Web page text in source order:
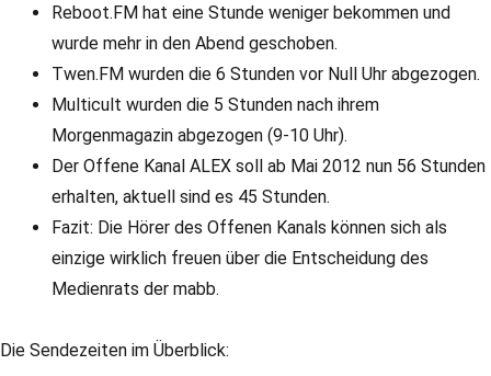
Reboot.FM hat eine Stunde weniger bekommen und
wurde mehr in den Abend geschoben.
Twen.FM wurden die 6 Stunden vor Null Uhr abgezogen.
Multicult wurden die 5 Stunden nach ihrem
Morgenmagazin abgezogen (9-10 Uhr).
Der Offene Kanal ALEX soll ab Mai 2012 nun 56 Stunden
erhalten, aktuell sind es 45 Stunden.
Fazit: Die Hörer des Offenen Kanals können sich als
einzige wirklich freuen über die Entscheidung des
Medienrats der mabb.
Die Sendezeiten im Überblick: